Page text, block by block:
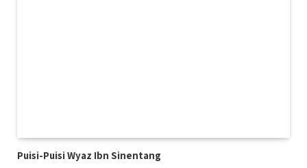
Puisi-Puisi Wyaz Ibn Sinentang